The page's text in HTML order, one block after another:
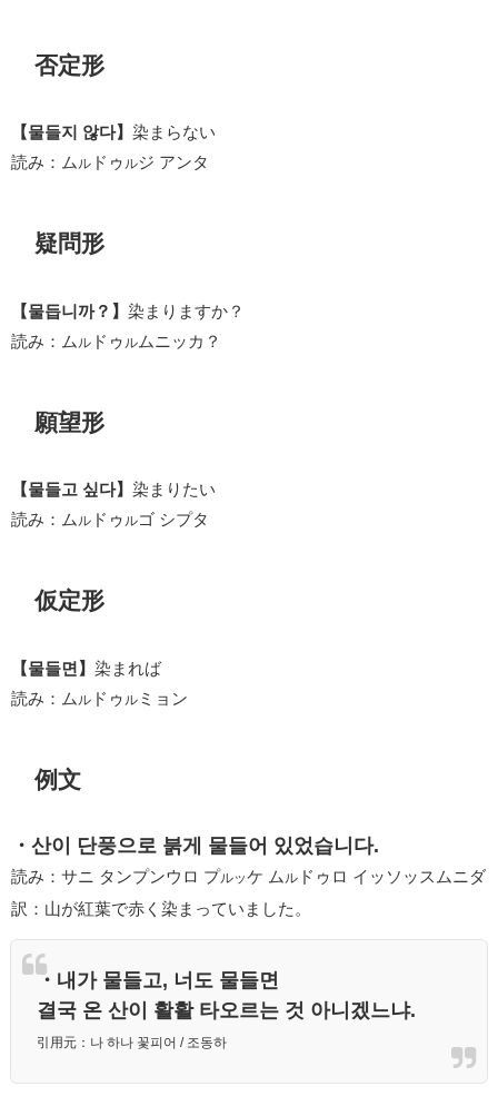
否定形
【물들지 않다】 染まらない
読み：ム ル ドゥ ルジ アンタ
疑問形
【물듭니까？】 染まりますか？
読み：ム ル ドゥ ル ムニッカ？
願望形
【물들고 싶다】 染まりたい
読み：ム ル ドゥ ルゴ シプタ
仮定形
【물들면】 染まれば
読み：ム ル ドゥ ル ミョン
例文
・산이 단풍으로 붉게 물들어 있었습니다.
読み：サニ タンプンウロ プルッケ ム ル ドゥロ イッソッスムニダ
訳：山が紅葉で赤く染まっていました。
・내가 물들고, 너도 물들면
결국 온 산이 활활 타오르는 것 아니겠느냐.
引用元：나 하나 꽃피어 / 조동하